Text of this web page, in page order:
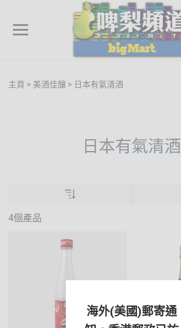
主頁 美酒佳釀 日本有氣清酒
日本有氣清酒
4個產品
海外(美國)郵寄通